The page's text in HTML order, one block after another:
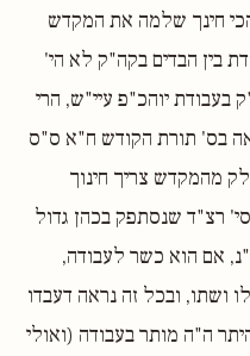
חינך שלמה את המקדש
בין הבדים בקה"ק לא הי'
בעבודת יוהכ"פ עיי"ש, הרי
בס' תורת הקודש ח"א ס"ס
מהמקדש צריך חינוך
רצ"ד שנסתפק בכהן גדול
אם הוא כשר לעבודה,
ושתו, ובכל זה נראה דעבדו
ה"ה מותר בעבודה (ואולי